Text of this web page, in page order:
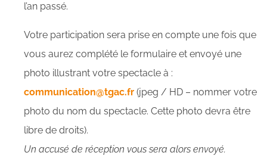
l’an passé.
Votre participation sera prise en compte une fois que
vous aurez complété le formulaire et envoyé une
photo illustrant votre spectacle à :
communication@tgac.fr (jpeg / HD – nommer votre
photo du nom du spectacle. Cette photo devra être
libre de droits).
Un accusé de réception vous sera alors envoyé.